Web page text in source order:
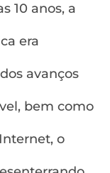
10 anos, a
era
avanços
bem como
o